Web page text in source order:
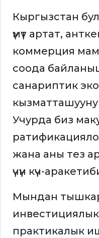
Кыргызстан
үмүт артат,
коммерция
соода
санариптик
Учурда биз
жана аны тез
үчүн күч-
Мындан
практикалык